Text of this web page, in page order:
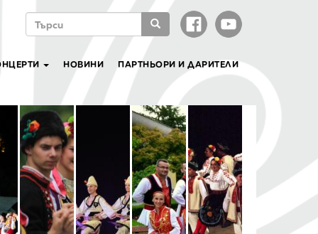
ФОРМА
ЗА
ТЪРСЕНЕ
НОВИНИ ПАРТНЬОРИ И ДАРИТЕЛИ